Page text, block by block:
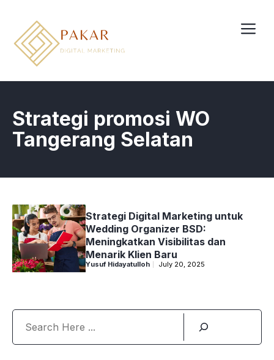
content
Strategi promosi WO
Tangerang Selatan
Strategi Digital Marketing untuk
Wedding Organizer BSD:
Meningkatkan Visibilitas dan
Menarik Klien Baru
Yusuf Hidayatulloh July 20, 2025
Search